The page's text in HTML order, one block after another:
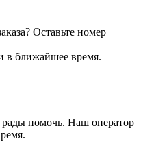
Оставьте номер
в ближайшее время.
помочь. Наш оператор